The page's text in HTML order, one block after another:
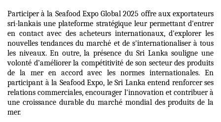
Participer à la Seafood Expo Global 2025 offre aux exportateurs
sri-lankais une plateforme stratégique leur permettant d'entrer
en contact avec des acheteurs internationaux, d'explorer les
nouvelles tendances du marché et de s'internationaliser à tous
les niveaux. En outre, la présence du Sri Lanka souligne une
volonté d’améliorer la compétitivité de son secteur des produits
de la mer en accord avec les normes internationales. En
participant à la Seafood Expo, le Sri Lanka entend renforcer ses
relations commerciales, encourager l'innovation et contribuer à
une croissance durable du marché mondial des produits de la
mer.